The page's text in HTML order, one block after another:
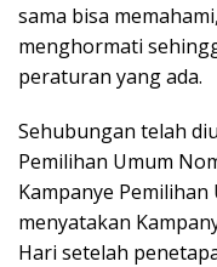
sama bisa
menghormati
peraturan yang ada.
Sehubungan telah
Pemilihan Umum
Kampanye Pemilihan
menyatakan
Hari setelah